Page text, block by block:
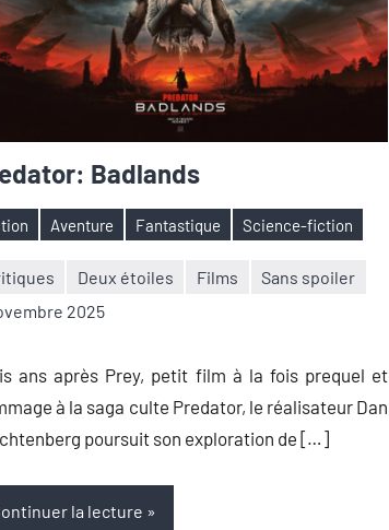
Badlands
Aventure Fantastique Science-fiction
Deux étoiles Films
Sans spoiler
2025
ans après Prey, petit film à la fois prequel et
à la saga culte Predator, le réalisateur Dan
poursuit son exploration de […]
la lecture